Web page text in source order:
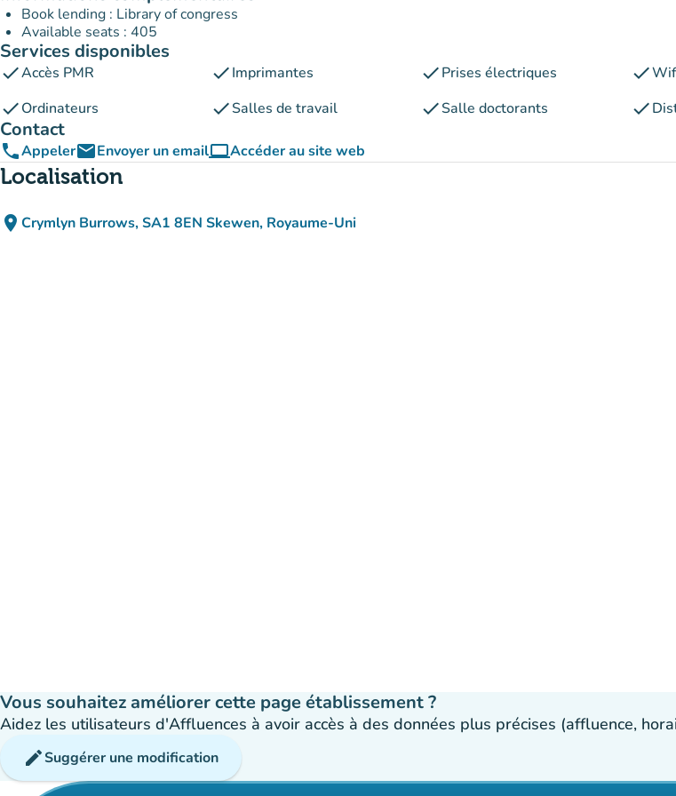
Book lending : Library of congress
Available seats : 405
Services disponibles
checkAccès PMR checkImprimantes checkPrises électriques check
checkOrdinateurs checkSalles de travail checkSalle doctorants check
Contact
phoneAppeleremailEnvoyer un emailcomputerAccéder au site web
(nouvel onglet)
Localisation
place Crymlyn Burrows, SA1 8EN Skewen, Royaume-Uni
(ouvrir dans Google Maps)
(nouvel onglet)
Vous souhaitez améliorer cette page établissement ?
Aidez les utilisateurs d'Affluences à avoir accès à des données plus précises (affluence,
editSuggérer une modification